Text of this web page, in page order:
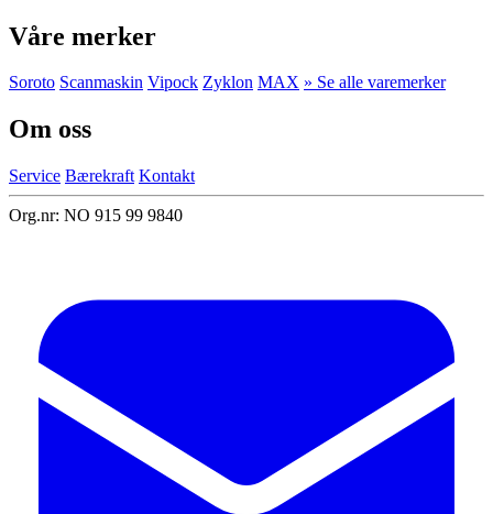
Våre merker
Soroto Scanmaskin Vipock Zyklon MAX » Se alle varemerker
Om oss
Service Bærekraft Kontakt
Org.nr: NO 915 99 9840